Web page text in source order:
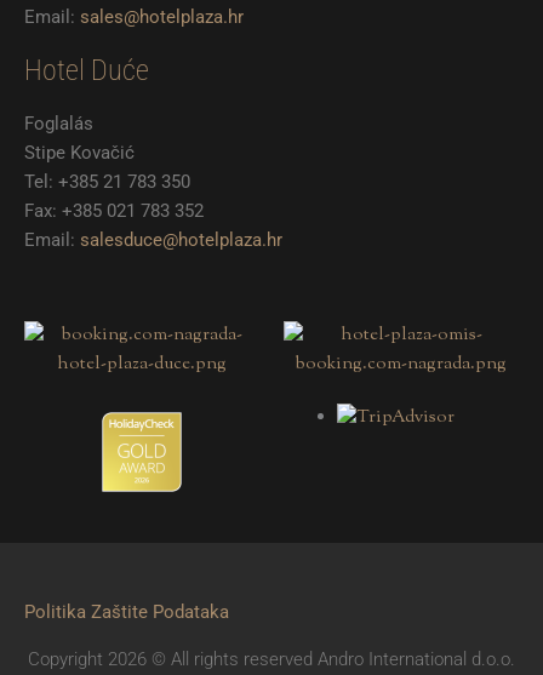
Email: sales@hotelplaza.hr
Hotel Duće
Foglalás
Stipe Kovačić
Tel: +385 21 783 350
Fax: +385 021 783 352
Email: salesduce@hotelplaza.hr
Politika Zaštite Podataka
Copyright 2026 © All rights reserved Andro International d.o.o.